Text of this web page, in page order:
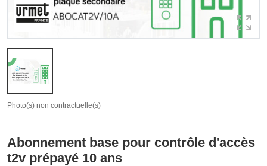
Photo(s) non contractuelle(s)
Abonnement base pour contrôle d'accès
t2v prépayé 10 ans